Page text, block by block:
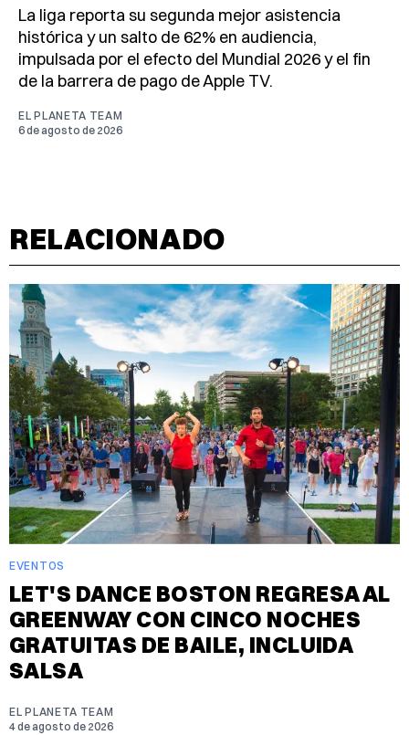
La liga reporta su segunda mejor asistencia
histórica y un salto de 62% en audiencia,
impulsada por el efecto del Mundial 2026 y el fin
de la barrera de pago de Apple TV.
EL PLANETA TEAM
6 de agosto de 2026
RELACIONADO
EVENTOS
LET'S DANCE BOSTON REGRESA AL
GREENWAY CON CINCO NOCHES
GRATUITAS DE BAILE, INCLUIDA
SALSA
EL PLANETA TEAM
4 de agosto de 2026